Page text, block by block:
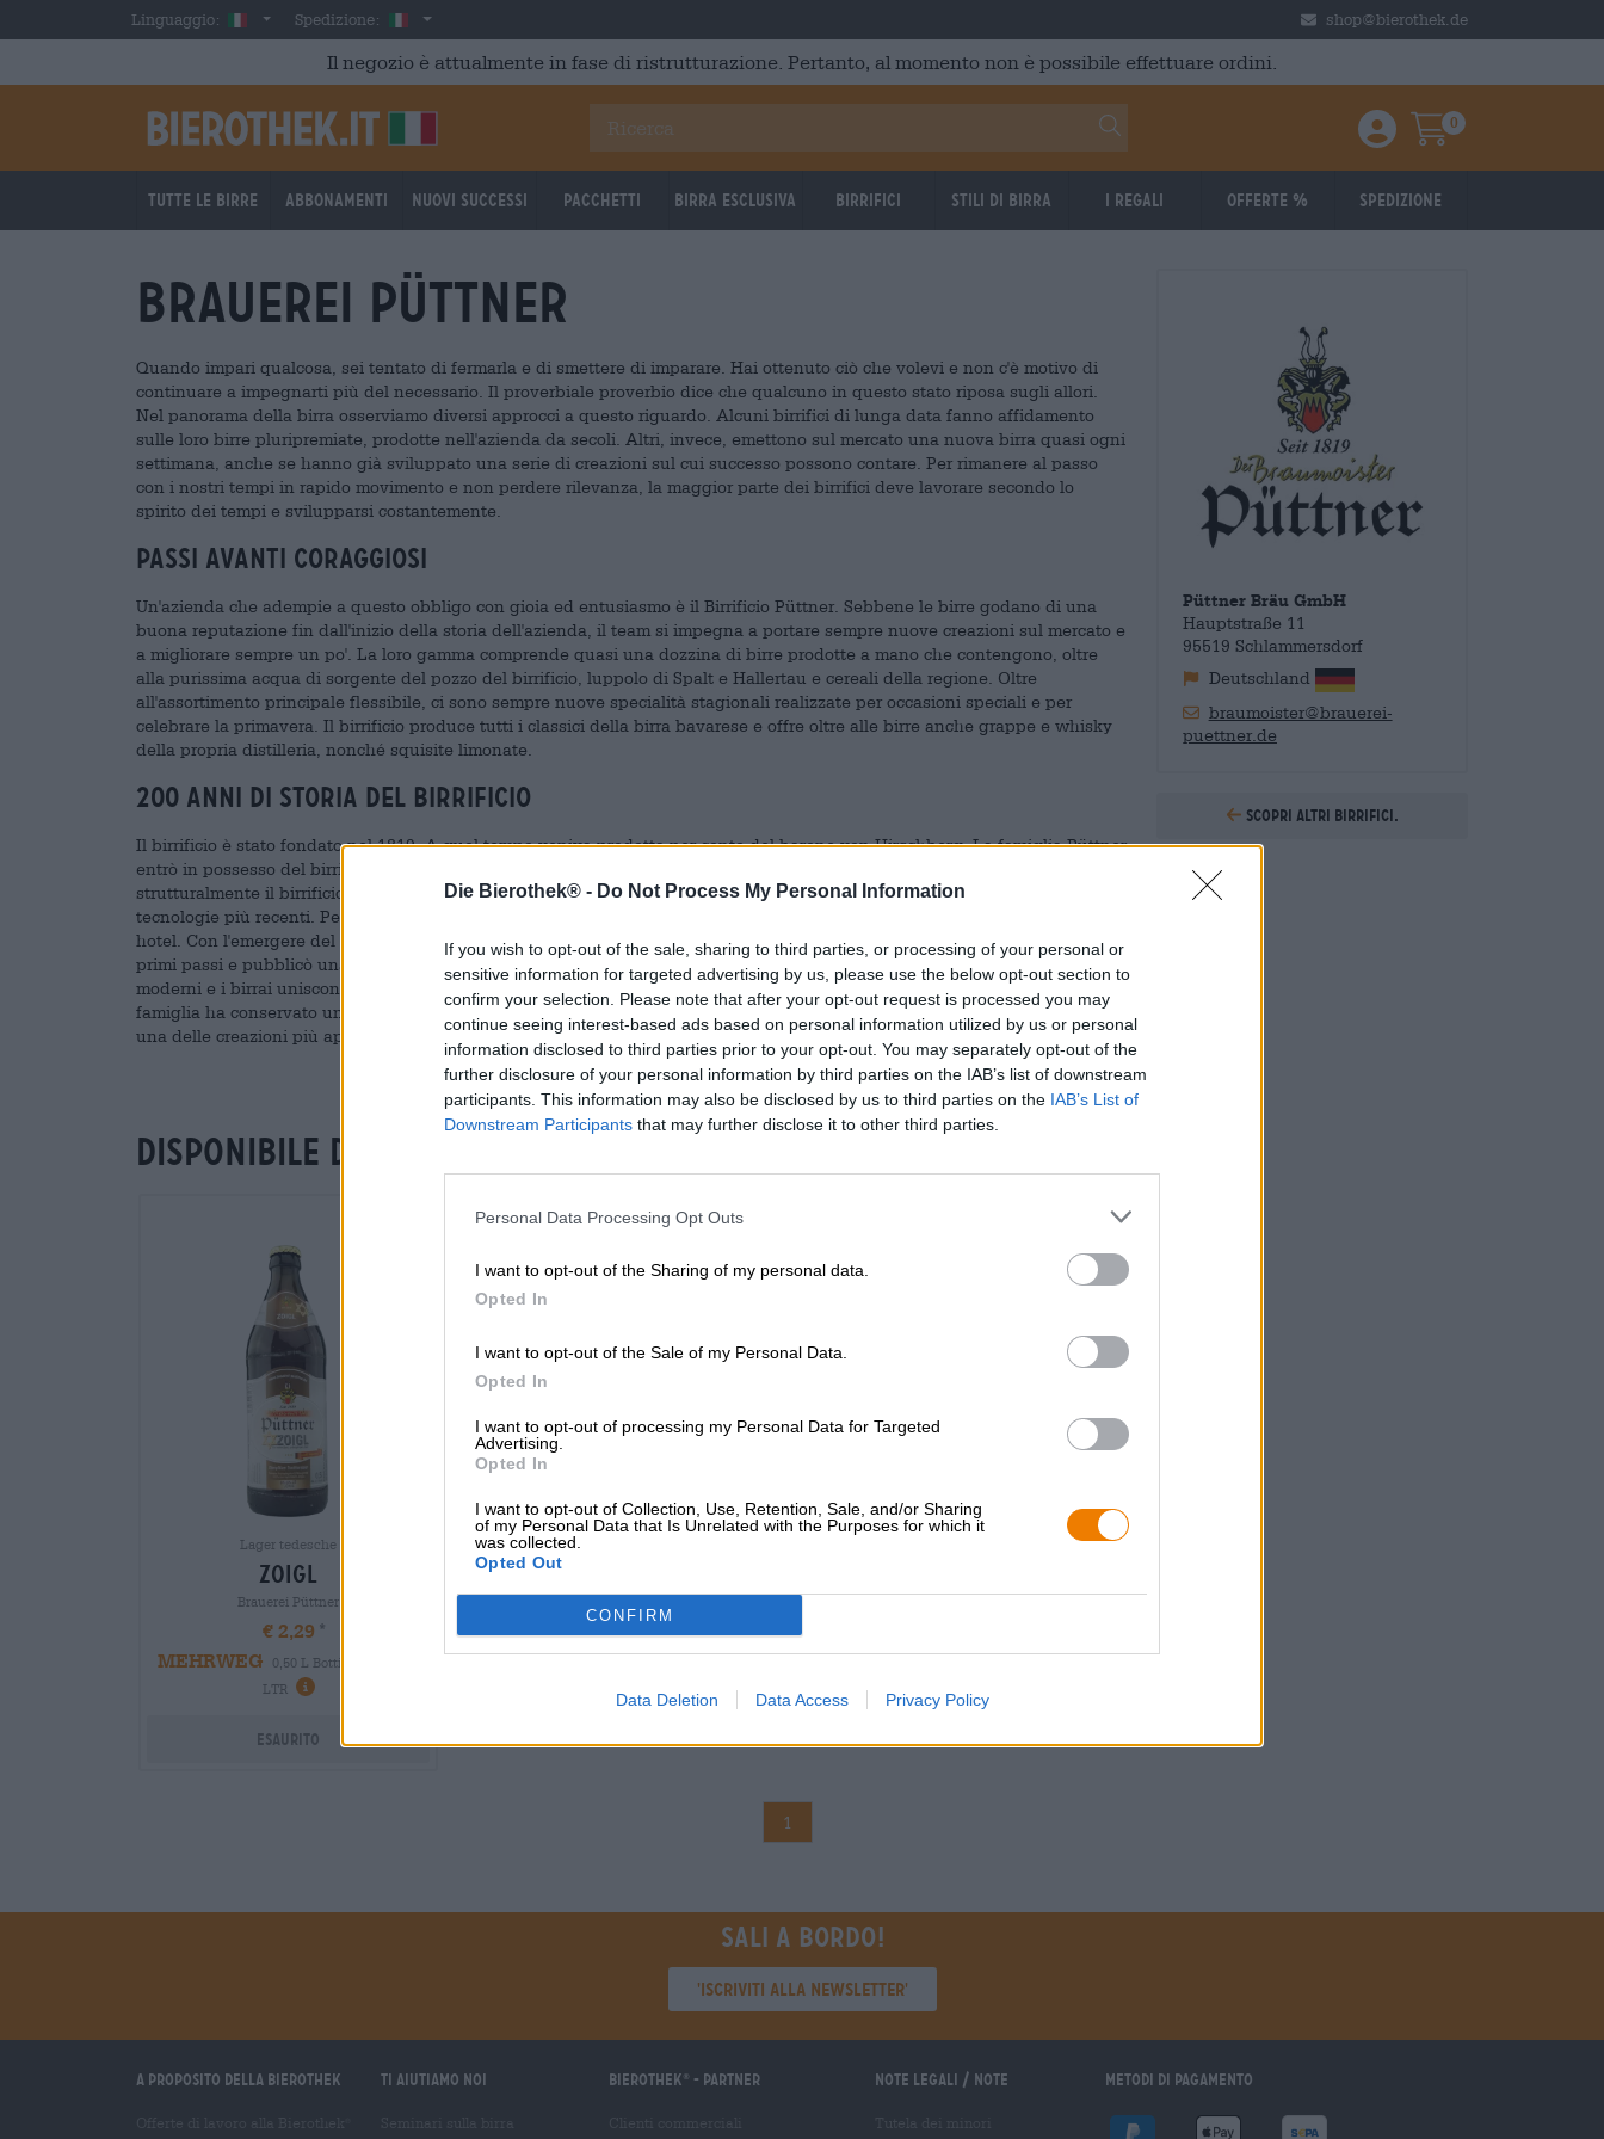
Die Bierothek® - Do Not Process My Personal Information
If you wish to opt-out of the sale, sharing to third parties, or processing of your personal or
sensitive information for targeted advertising by us, please use the below opt-out section to
confirm your selection. Please note that after your opt-out request is processed you may
continue seeing interest-based ads based on personal information utilized by us or personal
information disclosed to third parties prior to your opt-out. You may separately opt-out of the
further disclosure of your personal information by third parties on the IAB’s list of downstream
participants. This information may also be disclosed by us to third parties on the IAB’s List of
Downstream Participants that may further disclose it to other third parties.
Personal Data Processing Opt Outs
I want to opt-out of the Sharing of my personal data.
Opted In
I want to opt-out of the Sale of my Personal Data.
Opted In
I want to opt-out of processing my Personal Data for Targeted
Advertising.
Opted In
I want to opt-out of Collection, Use, Retention, Sale, and/or Sharing
of my Personal Data that Is Unrelated with the Purposes for which it
was collected.
Opted Out
CONFIRM
Data Deletion Data Access Privacy Policy
Skip to main contentLinguaggio: ItalianSpedizione: Italia shop@bierothek.de
Il negozio è attualmente in fase di ristrutturazione. Pertanto, al momento non è possibile effettuare ordini.
Einloggen / Anmelden
Warenkorb
0
Tutte le birre Abbonamenti Nuovi successi Pacchetti Birra Esclusiva Birrifici Stili di birra I regali Offerte % Spedizione
Brauerei Püttner
Quando impari qualcosa, sei tentato di fermarla e di smettere di imparare. Hai ottenuto ciò che volevi e non c'è motivo di
continuare a impegnarti più del necessario. Il proverbiale proverbio dice che qualcuno in questo stato riposa sugli allori.
Nel panorama della birra osserviamo diversi approcci a questo riguardo. Alcuni birrifici di lunga data fanno affidamento
sulle loro birre pluripremiate, prodotte nell'azienda da secoli. Altri, invece, emettono sul mercato una nuova birra quasi ogni
settimana, anche se hanno già sviluppato una serie di creazioni sul cui successo possono contare. Per rimanere al passo
con i nostri tempi in rapido movimento e non perdere rilevanza, la maggior parte dei birrifici deve lavorare secondo lo
spirito dei tempi e svilupparsi costantemente.
Passi avanti coraggiosi
Un'azienda che adempie a questo obbligo con gioia ed entusiasmo è il Birrificio Püttner. Sebbene le birre godano di una
buona reputazione fin dall'inizio della storia dell'azienda, il team si impegna a portare sempre nuove creazioni sul mercato e
a migliorare sempre un po'. La loro gamma comprende quasi una dozzina di birre prodotte a mano che contengono, oltre
alla purissima acqua di sorgente del pozzo del birrificio, luppolo di Spalt e Hallertau e cereali della regione. Oltre
all'assortimento principale flessibile, ci sono sempre nuove specialità stagionali realizzate per occasioni speciali e per
celebrare la primavera. Il birrificio produce tutti i classici della birra bavarese e offre oltre alle birre anche grappe e whisky
della propria distilleria, nonché squisite limonate.
200 anni di storia del birrificio
Il birrificio è stato fondato nel 1819. A quel tempo veniva prodotta per conto del barone von Hirschberg. La famiglia Püttner
entrò in possesso del birrificio nel 1862 e ne è ancora oggi proprietaria. Nel corso del tempo i Püttner ampliarono
strutturalmente il birrificio, eseguirono lavori di ristrutturazione e ammodernamento e aggiornarono il birrificio con le
tecnologie più recenti. Per offrire ai propri clienti qualcosa di più della semplice birra, il birrificio ha aperto una taverna e un
hotel. Con l'emergere del movimento della birra artigianale, una boccata d'aria fresca soffiò nel birrificio: il team mosse i
primi passi e pubblicò una deliziosa birra rossa. Oggi nell'assortimento ci sono sempre articoli per la produzione di birra
moderni e i birrai uniscono le tradizioni tradizionali della birra con idee giovani e nuove materie prime. Con la
famiglia ha conservato un pezzo di storia della birra. Questa birra tradizionale testimonia la lunga storia del birrificio ed è
una delle creazioni più apprezzate di Püttner.
Püttner Bräu GmbH
Hauptstraße 11
95519 Schlammersdorf
Deutschland
braumoister@brauerei-
puettner.de
Scopri altri birrifici.
Disponibile da noi
Lager tedesche
zoigl
Brauerei Püttner
€ 2,29
MEHRWEG
0,50 L Bottiglia - € 4,58 /
LTR
Esaurito
1
Sali a bordo!
'Iscriviti alla newsletter'
A proposito della Bierothek Ti aiutiamo noi Bierothek - Partner Note legali / Note Metodi di pagamento